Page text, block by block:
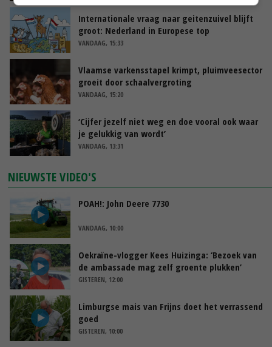
Internationale vraag naar geitenzuivel blijft
groot: Nederland in Europese top
VANDAAG, 15:33
Vlaamse varkensstapel krimpt, pluimveesector
groeit door schaalvergroting
VANDAAG, 15:20
‘Cijfer jezelf niet weg en doe vooral ook waar
je gelukkig van wordt’
VANDAAG, 13:31
NIEUWSTE VIDEO'S
POAH!: John Deere 7730
VANDAAG, 10:00
Oekraïne-vlogger Kees Huizinga: ‘Bezoek van
de ambassade mag zelf groente plukken’
GISTEREN, 12:00
Limburgse mais van Frijns doet het verrassend
goed
GISTEREN, 10:00